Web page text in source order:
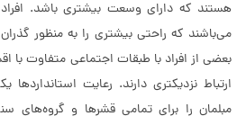
هستند که دارای وسعت بیشتری باشد.
می‌باشند که راحتی بیشتری را به منظور
بعضی از افراد با طبقات اجتماعی متفاوت با
ارتباط نزدیکتری دارند. رعایت
مبلمان را برای تمامی قشرها و گروه‌های